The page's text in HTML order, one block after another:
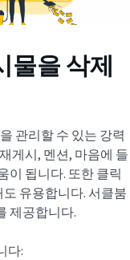
물을 삭제
관리할 수 있는 강력
게시, 멘션, 마음에 들
이 됩니다. 또한 클릭
유용합니다. 서클붐
제공합니다.
다: